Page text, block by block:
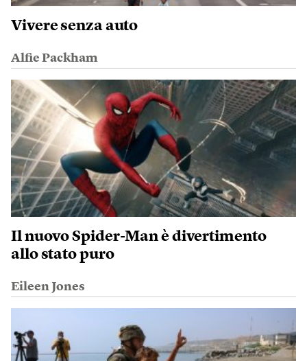
Vivere senza auto
Alfie Packham
Il nuovo Spider-Man è divertimento
allo stato puro
Eileen Jones